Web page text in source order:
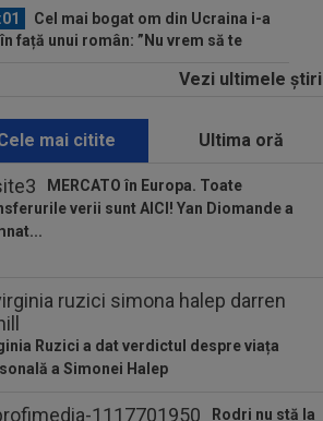
Cel mai bogat om din Ucraina i-a
față unui român: ”Nu vrem să te
Dinamo - FC Voluntari LIVE
Ce se întâmplă cu ultimul jucător
OUT! Jucătorul care a plecat de la
chiar în ziua meciului cu FC
Marius Șumudică!
VIDEO
Farul - Csikszereda 3-2.
au câștigat la Ovidiu, în urma
Vezi ultimele ştiri
mai citite Ultima oră
MERCATO în Europa. Toate
verii sunt AICI! Yan Diomande a
Ruzici a dat verdictul despre viața
a Simonei Halep
Rodri nu stă la